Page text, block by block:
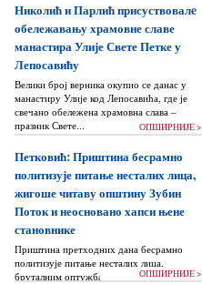
Николић и Парлић присуствовалe
обележавању храмовне славе
манастира Улије Свете Петке у
Лепосавићу
Велики број верника окупио се данас у
манастиру Улије код Лепосавића, где је
свечано обележена храмовна слава –
празник Свете...
ОПШИРНИЈЕ >
Петковић: Приштина бесрамно
политизује питање несталих лица,
жигоше читаву општину Зубин
Поток и неосновано хапси њене
становнике
Приштина претходних дана бесрамно
политизује питање несталих лица,
бруталним оптужбама на рачун Београда
ОПШИРНИЈЕ >